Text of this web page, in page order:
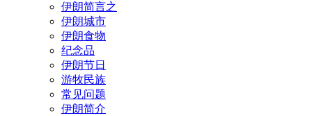
伊朗简言之
伊朗城市
伊朗食物
纪念品
伊朗节日
游牧民族
常见问题
伊朗简介